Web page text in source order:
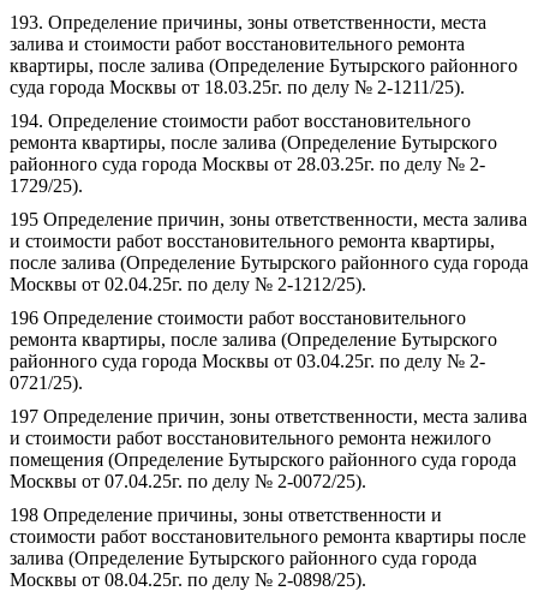
193. Определение причины, зоны ответственности, места
залива и стоимости работ восстановительного ремонта
квартиры, после залива (Определение Бутырского районного
суда города Москвы от 18.03.25г. по делу № 2-1211/25).
194. Определение стоимости работ восстановительного
ремонта квартиры, после залива (Определение Бутырского
районного суда города Москвы от 28.03.25г. по делу № 2-
1729/25).
195 Определение причин, зоны ответственности, места залива
и стоимости работ восстановительного ремонта квартиры,
после залива (Определение Бутырского районного суда города
Москвы от 02.04.25г. по делу № 2-1212/25).
196 Определение стоимости работ восстановительного
ремонта квартиры, после залива (Определение Бутырского
районного суда города Москвы от 03.04.25г. по делу № 2-
0721/25).
197 Определение причин, зоны ответственности, места залива
и стоимости работ восстановительного ремонта нежилого
помещения (Определение Бутырского районного суда города
Москвы от 07.04.25г. по делу № 2-0072/25).
198 Определение причины, зоны ответственности и
стоимости работ восстановительного ремонта квартиры после
залива (Определение Бутырского районного суда города
Москвы от 08.04.25г. по делу № 2-0898/25).